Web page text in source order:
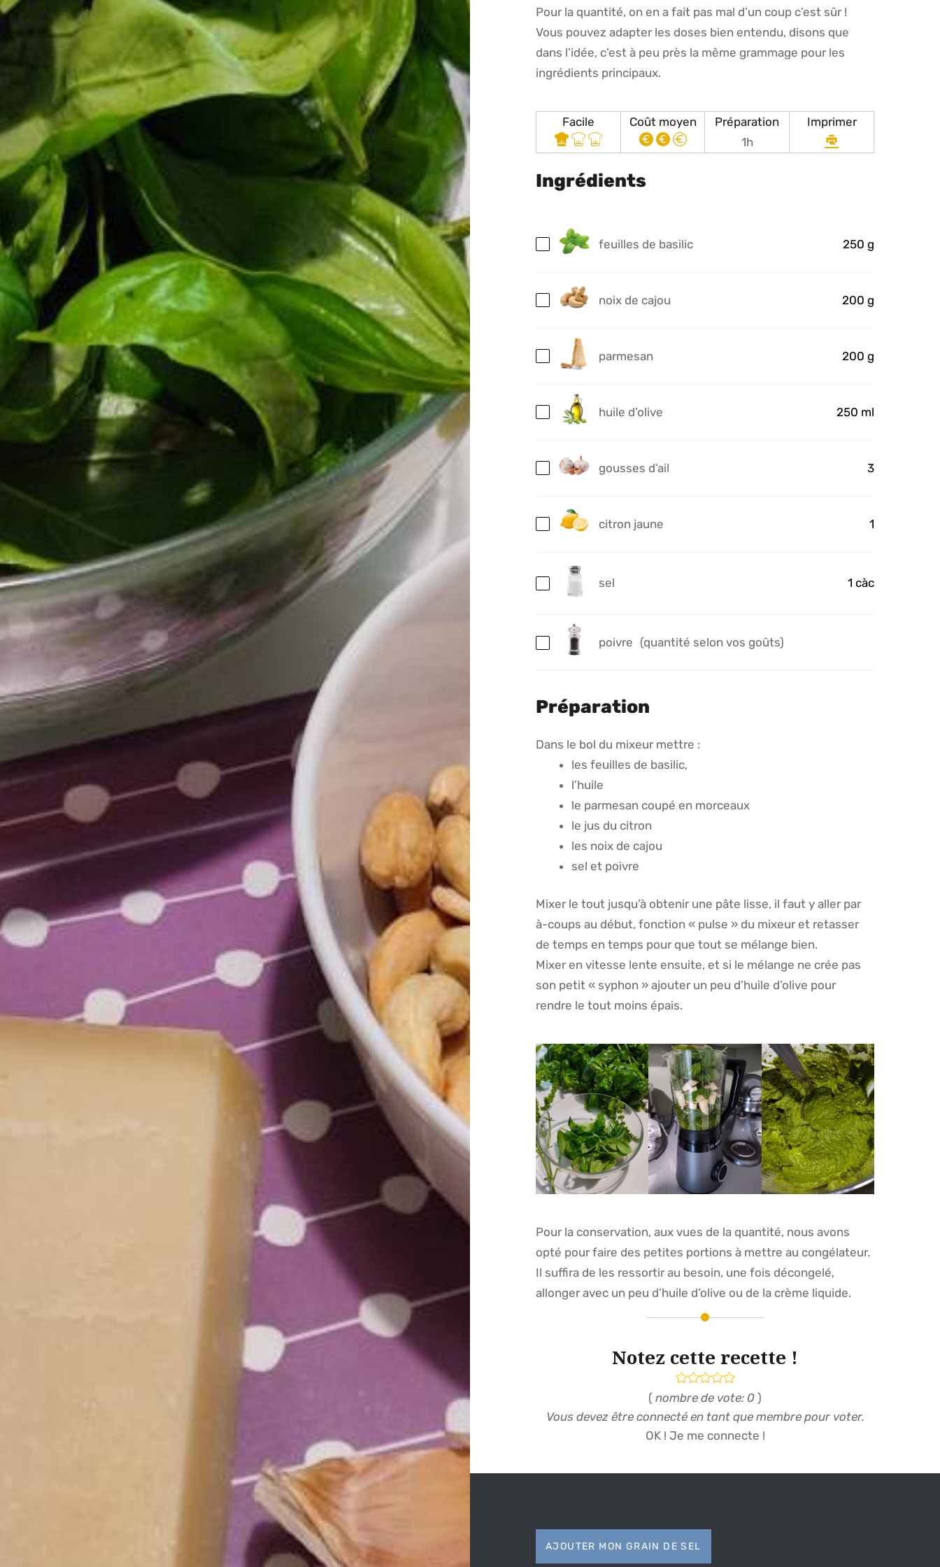
Pour la quantité, on en a fait pas mal d’un coup c’est sûr !
Vous pouvez adapter les doses bien entendu, disons que
dans l’idée, c’est à peu près la même grammage pour les
ingrédients principaux.
Facile Coût moyen
Préparation
1h
Imprimer
Imprimer
Ingrédients
feuilles de basilic 250 g
noix de cajou 200 g
parmesan 200 g
huile d’olive 250 ml
gousses d’ail 3
citron jaune 1
sel 1 càc
poivre (quantité selon vos goûts)
Préparation
Dans le bol du mixeur mettre :
les feuilles de basilic,
l’huile
le parmesan coupé en morceaux
le jus du citron
les noix de cajou
sel et poivre
Mixer le tout jusqu’à obtenir une pâte lisse, il faut y aller par
à-coups au début, fonction « pulse » du mixeur et retasser
de temps en temps pour que tout se mélange bien.
Mixer en vitesse lente ensuite, et si le mélange ne crée pas
son petit « syphon » ajouter un peu d’huile d’olive pour
rendre le tout moins épais.
Pour la conservation, aux vues de la quantité, nous avons
opté pour faire des petites portions à mettre au congélateur.
Il suffira de les ressortir au besoin, une fois décongelé,
allonger avec un peu d’huile d’olive ou de la crème liquide.
Notez cette recette !
( nombre de vote: 0 )
Vous devez être connecté en tant que membre pour voter.
OK ! Je me connecte !
AJOUTER MON GRAIN DE SEL